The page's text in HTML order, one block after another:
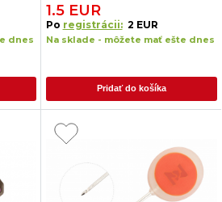
dnes
1.5 EUR
Po registrácii: 2 EUR
Na sklade - môžete mať ešte dnes
Pridať do košíka